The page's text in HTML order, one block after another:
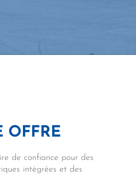
OFFRE
de confiance pour des
intégrées et des